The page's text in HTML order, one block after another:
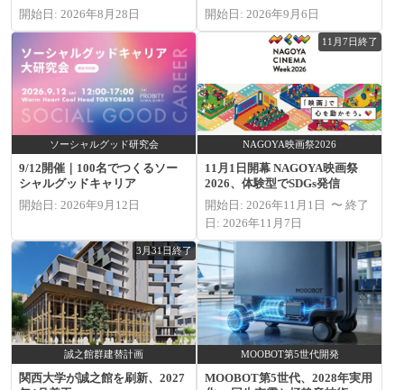
開始日: 2026年8月28日
開始日: 2026年9月6日
ソーシャルグッド研究会
9/12開催｜100名でつくるソー
シャルグッドキャリア
開始日: 2026年9月12日
11月7日終了
NAGOYA映画祭2026
11月1日開幕 NAGOYA映画祭
2026、体験型でSDGs発信
開始日: 2026年11月1日 〜 終了
日: 2026年11月7日
3月31日終了
誠之館群建替計画
関西大学が誠之館を刷新、2027
MOOBOT第5世代開発
MOOBOT第5世代、2028年実用